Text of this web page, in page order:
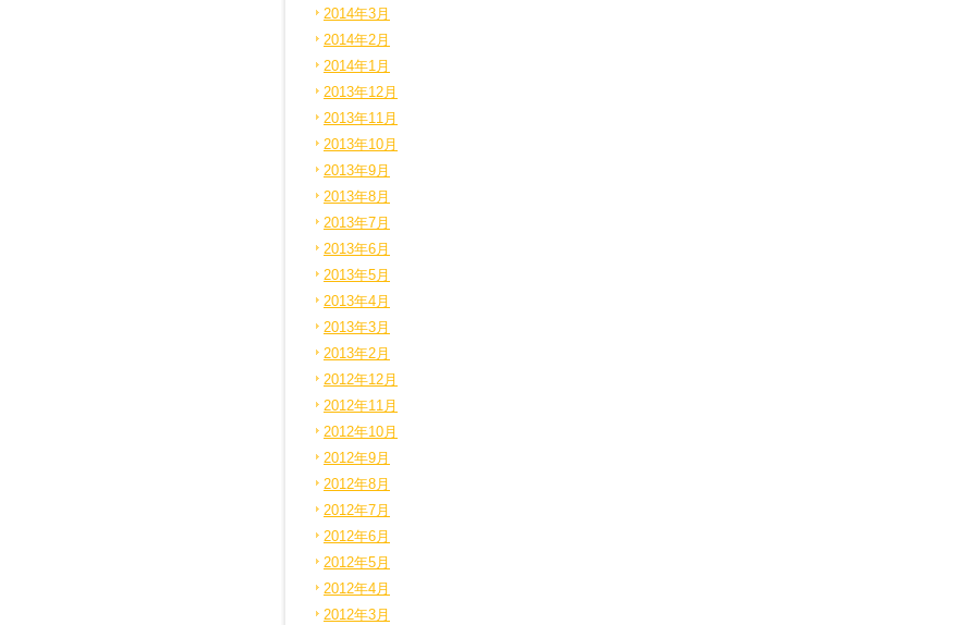
2014年3月
2014年2月
2014年1月
2013年12月
2013年11月
2013年10月
2013年9月
2013年8月
2013年7月
2013年6月
2013年5月
2013年4月
2013年3月
2013年2月
2012年12月
2012年11月
2012年10月
2012年9月
2012年8月
2012年7月
2012年6月
2012年5月
2012年4月
2012年3月